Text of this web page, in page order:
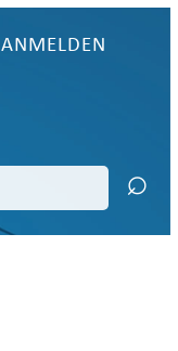
ANMELDEN